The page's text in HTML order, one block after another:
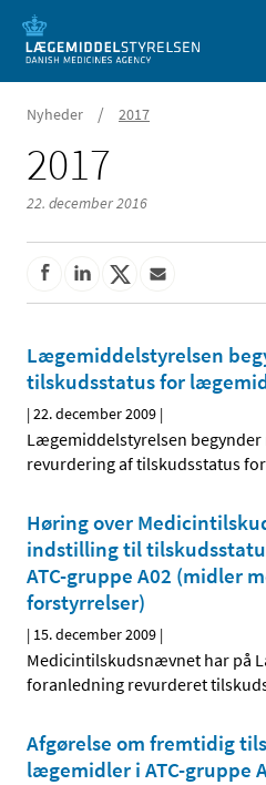
Nyheder / 2017
2017
22. december 2016
Lægemiddelstyrelsen
tilskudsstatus for
|22. december 2009 |
Lægemiddelstyrelsen begynder
revurdering af tilskudsstatus
Høring over
indstilling til
ATC-gruppe A02 (midler
forstyrrelser)
| 15. december 2009 |
Medicintilskudsnævnet har på
foranledning revurderet
Afgørelse om fremtidig
lægemidler i ATC-gruppe